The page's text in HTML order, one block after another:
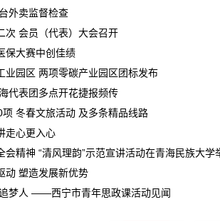
外卖监督检查
次 会员（代表）大会召开
保大赛中创佳绩
业园区 两项零碳产业园区团标发布
代表团多点开花捷报频传
冬春文旅活动 及多条精品线路
走心更入心
会精神 “清风理韵”示范宣讲活动在青海民族大学
动 塑造发展新优势
梦人 ——西宁市青年思政课活动见闻